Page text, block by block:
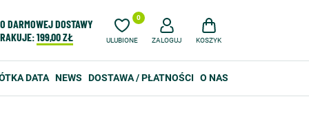
DARMOWEJ DOSTAWY
199,00 ZŁ ULUBIONE
0
ZALOGUJ KOSZYK
DATA NEWS DOSTAWA / PŁATNOŚCI O NAS